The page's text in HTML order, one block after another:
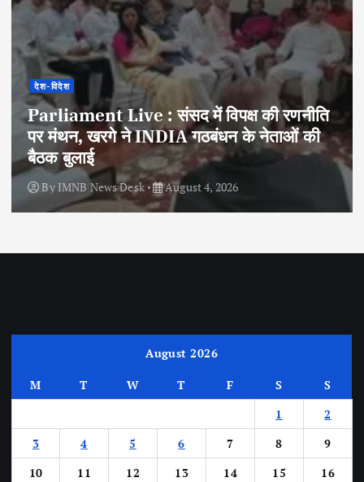
देश-विदेश
Parliament Live : संसद में विपक्ष की रणनीति
पर मंथन, खरगे ने INDIA गठबंधन के नेताओं की
बैठक बुलाई
ByIMNB News Desk August 4, 2026
August 2026
M T W T F S
S
1
2
3
4 5 6 7 8
9
10
11 12 13 14 15
16